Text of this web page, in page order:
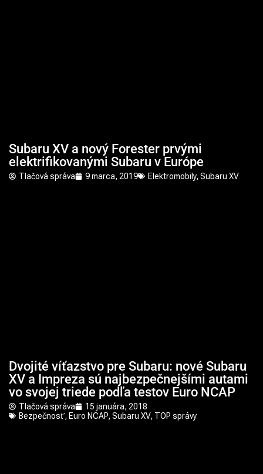
Subaru XV a nový Forester prvými
elektrifikovanými Subaru v Európe
Tlačová správa 9 marca, 2019 Elektromobily,Subaru XV
Dvojité víťazstvo pre Subaru: nové Subaru
XV a Impreza sú najbezpečnejšími autami
vo svojej triede podľa testov Euro NCAP
Tlačová správa
15 januára, 2018
Bezpečnosť, Euro NCAP,Subaru XV, TOP správy